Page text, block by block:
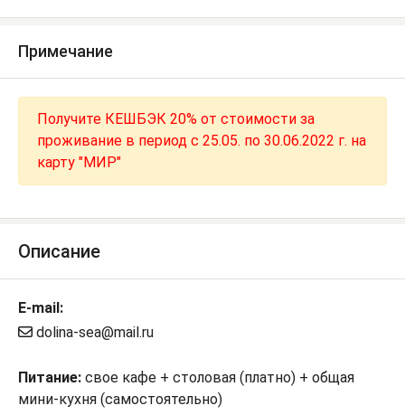
Примечание
Получите КЕШБЭК 20% от стоимости за
проживание в период с 25.05. по 30.06.2022 г. на
карту "МИР"
Описание
E-mail:
dolina-sea@mail.ru
Питание: свое кафе + столовая (платно) + общая
мини-кухня (самостоятельно)